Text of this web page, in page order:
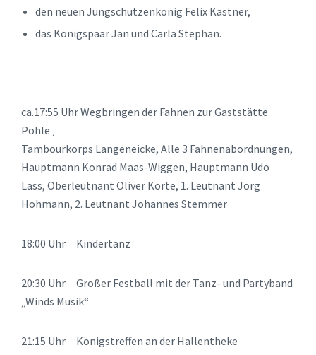
den neuen Jungschützenkönig Felix Kästner,
das Königspaar Jan und Carla Stephan.
ca.17:55 Uhr Wegbringen der Fahnen zur Gaststätte
Pohle ‚
Tambourkorps Langeneicke, Alle 3 Fahnenabordnungen,
Hauptmann Konrad Maas-Wiggen, Hauptmann Udo
Lass, Oberleutnant Oliver Korte, 1. Leutnant Jörg
Hohmann, 2. Leutnant Johannes Stemmer
18:00 Uhr Kindertanz
20:30 Uhr Großer Festball mit der Tanz- und Partyband
„Winds Musik“
21:15 Uhr Königstreffen an der Hallentheke